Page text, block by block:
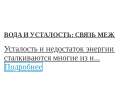
ВОДА И УСТАЛОСТЬ: СВЯЗЬ
Усталость и недостаток
сталкиваются многие из н...
Подробнее